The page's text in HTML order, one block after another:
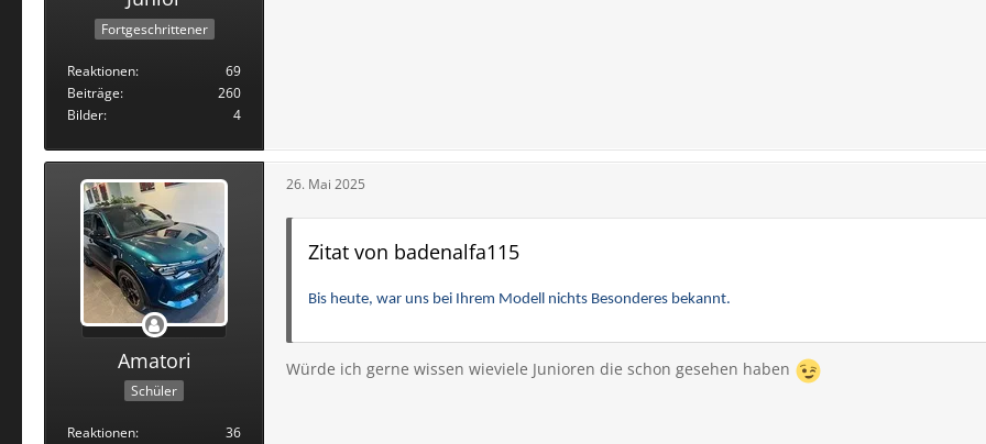
Fortgeschrittener
Reaktionen
69
Beiträge
260
Bilder
4
Amatori
Schüler
Reaktionen
36
26. Mai 2025
Zitat von badenalfa115
Bis heute, war uns bei Ihrem Modell nichts Besonderes bekannt.
Würde ich gerne wissen wieviele Junioren die schon gesehen haben